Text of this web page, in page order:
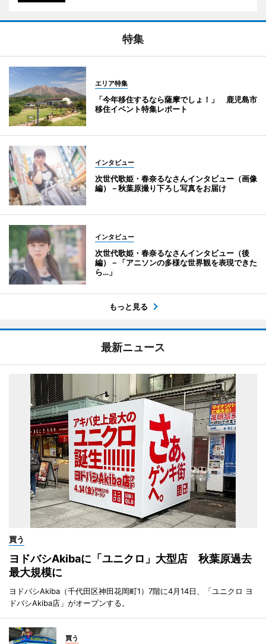
特集
エリア特集
「今年移住するなら薩摩でしょ！」 鹿児島市
移住イベント特集レポート
インタビュー
次世代歌姫・春奈るなさんインタビュー（画像
編）－秋葉原撮り下ろし写真をお届け
インタビュー
次世代歌姫・春奈るなさんインタビュー（後
編）－「アニソンの多様な世界観を表現できた
ら…」
もっと見る
最新ニュース
買う
ヨドバシAkibaに「ユニクロ」大型店 秋葉原過去
最大規模に
ヨドバシAkiba（千代田区神田花岡町1）7階に4月14日、「ユニクロ ヨ
ドバシAkiba店」がオープンする。
買う